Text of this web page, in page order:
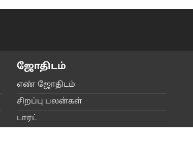
ஜோ‌திட‌ம்
எ‌ண் ஜோ‌திட‌ம்
சிற‌ப்பு பல‌ன்க‌ள்
டார‌‌ட்